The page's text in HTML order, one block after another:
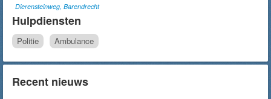
Dierensteinweg, Barendrecht
Hulpdiensten
Politie Ambulance
Recent nieuws